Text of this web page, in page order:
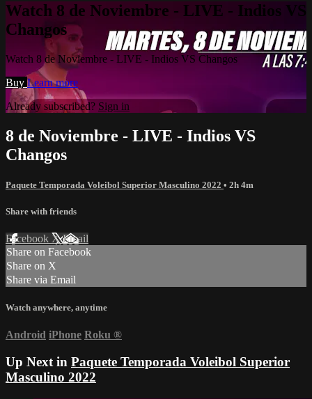
Watch 8 de Noviembre - LIVE - Indios VS
Changos
Watch 8 de Noviembre - LIVE - Indios VS Changos
Buy Learn more
Already subscribed? Sign in
8 de Noviembre - LIVE - Indios VS
Changos
Paquete Temporada Voleibol Superior Masculino 2022 • 2h 4m
Share with friends
Facebook XEmail
Share on Facebook
Share on X
Share via Email
Watch anywhere, anytime
Android iPhone Roku ®
Up Next in Paquete Temporada Voleibol Superior
Masculino 2022